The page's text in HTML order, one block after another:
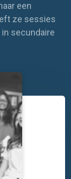
een
ze sessies
secundaire